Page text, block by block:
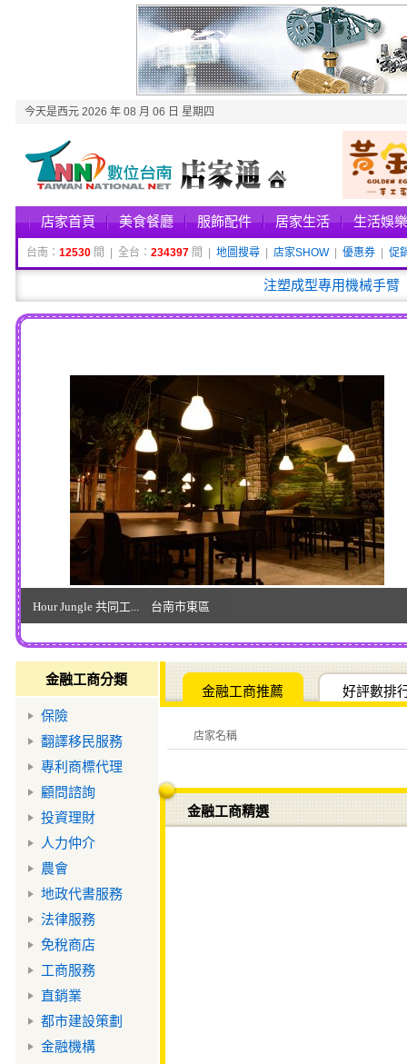
今天是西元 2026 年 08 月 06 日 星期四
店家首頁 美食餐廳 服飾配件 居家生活 生活娛樂
台南： 12530 間 | 全台： 234397 間 | 地圖搜尋 店家SHOW| 優惠券 促
注塑成型專用機械手臂
Hour Jungle 共同工... 台南市東區
金融工商分類
保險
翻譯移民服務
專利商標代理
顧問諮詢
投資理財
人力仲介
農會
地政代書服務
法律服務
免稅商店
工商服務
直銷業
都市建設策劃
金融機構
金融工商推薦 好評數排
店家名稱
金融工商精選